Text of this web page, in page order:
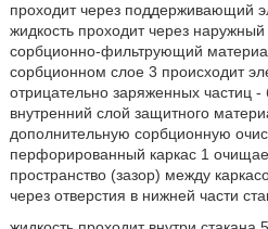
проходит через поддерживающий
жидкость проходит через
сорбционно-фильтрующий
сорбционном слое 3 происходит
отрицательно заряженных частиц -
внутренний слой защитного
дополнительную сорбционную
перфорированный каркас 1
пространство (зазор) между
через отверстия в нижней части